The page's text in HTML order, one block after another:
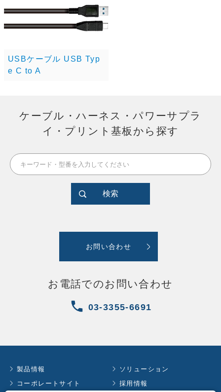
USBケーブル USB Typ
e C to A
ケーブル・ハーネス・パワーサプラ
イ・プリント基板から探す
検索
お問い合わせ
お電話でのお問い合わせ
03-3355-6691
製品情報
ソリューション
コーポレートサイト
採用情報